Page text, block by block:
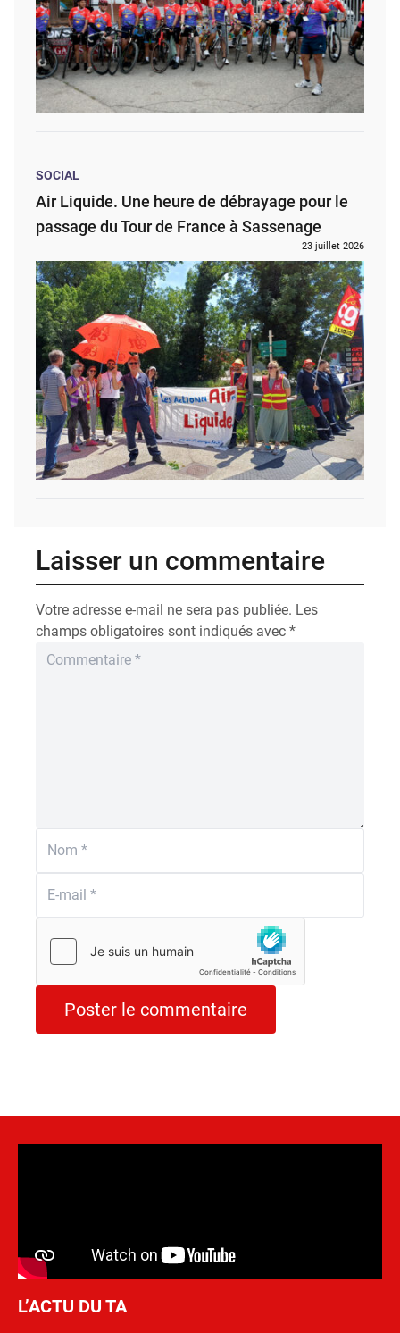
SOCIAL
Air Liquide. Une heure de débrayage pour le
passage du Tour de France à Sassenage
23 juillet 2026
Laisser un commentaire
Votre adresse e-mail ne sera pas publiée. Les
champs obligatoires sont indiqués avec *
L’ACTU DU TA